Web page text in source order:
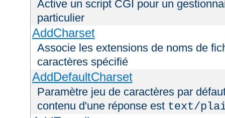
Active un script CGI pour un
particulier
AddCharset
Associe les extensions de noms de
caractères spécifié
AddDefaultCharset
Paramètre jeu de caractères par
contenu d'une réponse est text/